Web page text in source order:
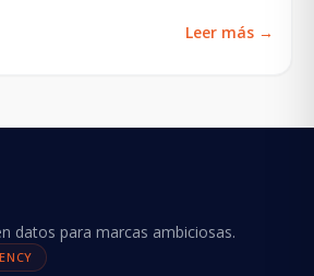
Leer más →
datos para marcas ambiciosas.